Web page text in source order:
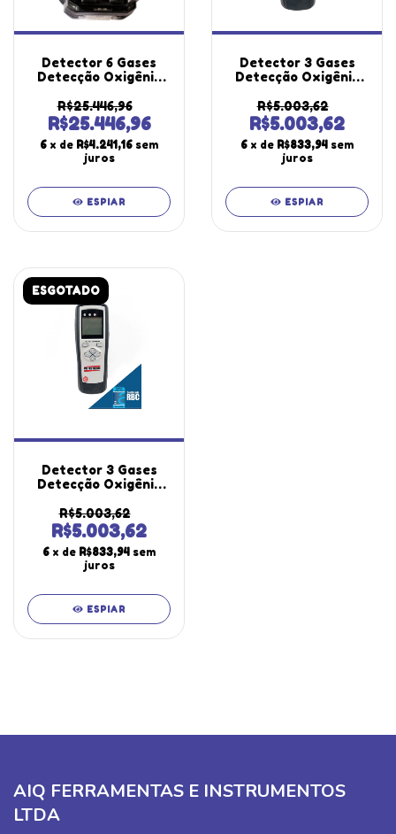
Detector 6 Gases
Detecção Oxigênio
Sulfeto Hidrogênio
Dióxido Amônia Dg-
550 Portátil
Instrutherm
R$25.446,96
R$25.446,96
6 x de R$4.241,16 sem
juros
ESPIAR
Detector 3 Gases
Detecção Oxigênio
Carbono Bateria
Recarregável Dg-
300 Portátil
Instrutherm Com
Maleta
R$5.003,62
R$5.003,62
6 x de R$833,94 sem
juros
ESPIAR
ESGOTADO
Detector 3 Gases
Detecção Oxigênio
Carbono Bateria
Recarregável Dg-
300 Portátil Maleta
Certificado Rbc
R$5.003,62
R$5.003,62
6 x de R$833,94 sem
juros
ESPIAR
AIQ FERRAMENTAS E INSTRUMENTOS
LTDA